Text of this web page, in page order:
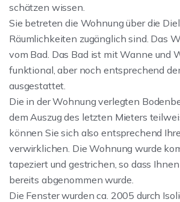
schätzen wissen.
Sie betreten die Wohnung über die
Räumlichkeiten zugänglich sind. Das
vom Bad. Das Bad ist mit Wanne und
funktional, aber noch entsprechend
ausgestattet.
Die in der Wohnung verlegten
dem Auszug des letzten Mieters
können Sie sich also entsprechend
verwirklichen. Die Wohnung wurde
tapeziert und gestrichen, so dass
bereits abgenommen wurde.
Die Fenster wurden ca. 2005 durch